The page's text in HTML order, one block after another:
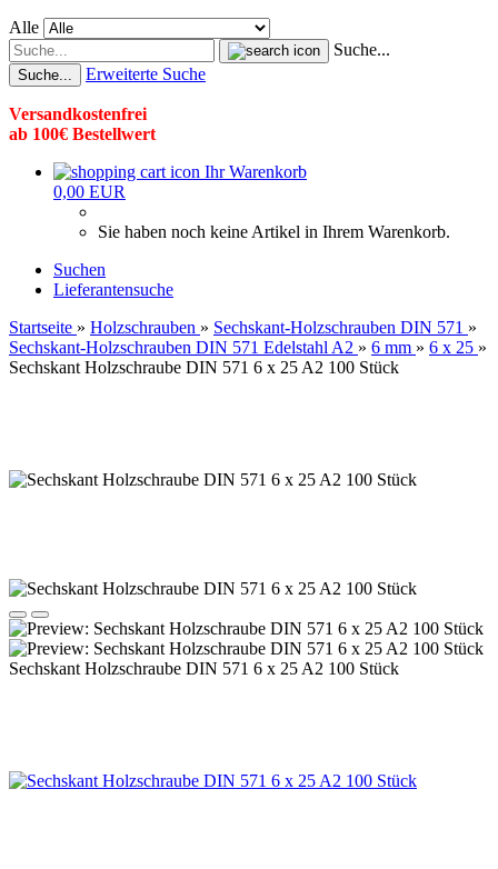
Alle
Suche...
Suche... Erweiterte Suche
Versandkostenfrei
ab 100€ Bestellwert
Ihr Warenkorb
0,00 EUR
Sie haben noch keine Artikel in Ihrem Warenkorb.
Suchen
Lieferantensuche
Startseite » Holzschrauben » Sechskant-Holzschrauben DIN 571 »
Sechskant-Holzschrauben DIN 571 Edelstahl A2 » 6 mm » 6 x 25 »
Sechskant Holzschraube DIN 571 6 x 25 A2 100 Stück
Sechskant Holzschraube DIN 571 6 x 25 A2 100 Stück